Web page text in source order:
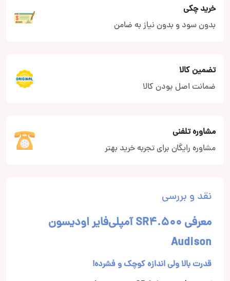
خرید چکی
بدون سود و بدون نیاز به ضامن
تضمین کالا
ضمانت اصل بودن کالا
مشاوره تلفنی
مشاوره رایگان برای تجربه خرید بهتر
نقد و بررسی
معرفی SR4.500 آمپلی‌فایر اودیسون
Audison
قدرت بالا ولی اندازه کوچک و فشرده!